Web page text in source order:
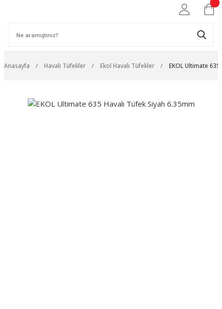
Anasayfa Havalı Tüfekler Ekol Havalı Tüfekler EKOL Ultimate